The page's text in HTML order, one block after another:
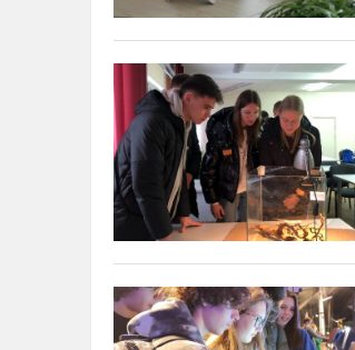
Išvyka
į
LSMU
STEM
projektas